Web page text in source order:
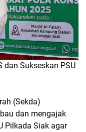
dan Sukseskan PSU
(Sekda)
dan mengajak
Pilkada Siak agar